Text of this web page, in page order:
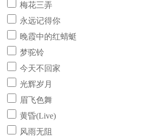
梅花三弄
永远记得你
晚霞中的红蜻蜓
梦驼铃
今天不回家
光辉岁月
眉飞色舞
黄昏(Live)
风雨无阻